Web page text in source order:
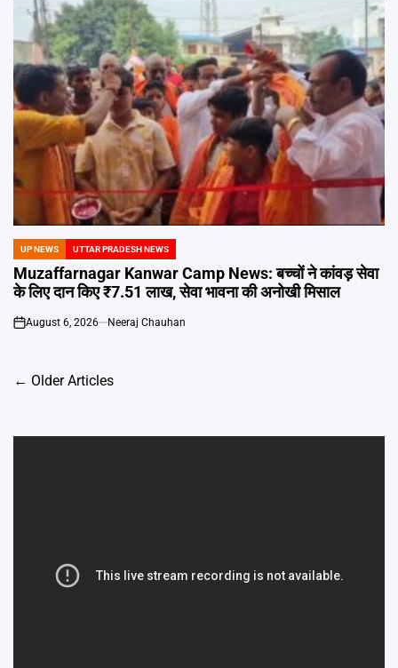
POSTED
IN
UP NEWS UTTAR PRADESH NEWS
Muzaffarnagar Kanwar Camp News: बच्चों ने कांवड़ सेवा
के लिए दान किए ₹7.51 लाख, सेवा भावना की अनोखी मिसाल
on
August 6, 2026 Neeraj Chauhan
Posts
← Older Articles